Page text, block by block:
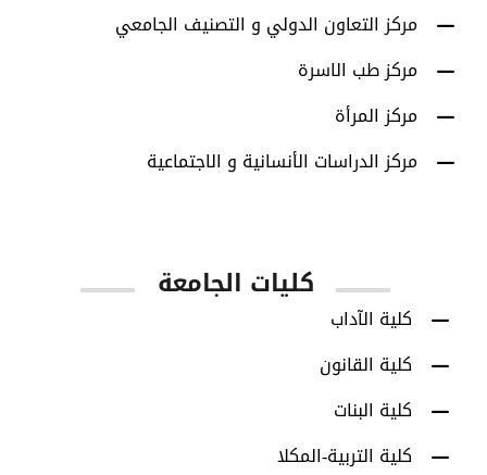
مركز التعاون الدولي و التصنيف الجامعي
مركز طب الاسرة
مركز المرأة
مركز الدراسات الأنسانية و الاجتماعية
كليات الجامعة
كلية الآداب
كلية القانون
كلية البنات
كلية التربية-المكلا